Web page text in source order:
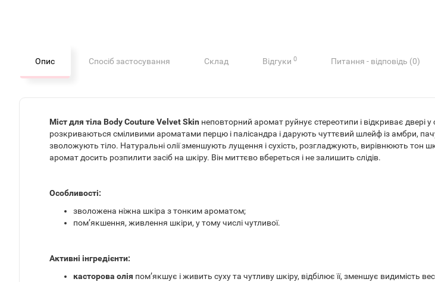
Опис Спосіб застосування Склад Відгуки 0 Питання - відповідь (0)
Міст для тіла Body Couture Velvet Skin неповторний аромат руйнує стереотипи і відкриває двері
розкриваються сміливими ароматами перцю і палісандра і дарують чуттєвий шлейф із амбри,
зволожують тіло. Натуральні олії зменшують лущення і сухість, розгладжують, вирівнюють тон
аромат досить розпилити засіб на шкіру. Він миттєво вбереться і не залишить слідів.
Особливості:
зволожена ніжна шкіра з тонким ароматом;
пом’якшення, живлення шкіри, у тому числі чутливої.
Активні інгредієнти:
касторова олія пом’якшує і живить суху та чутливу шкіру, відбілює її, зменшує видимість